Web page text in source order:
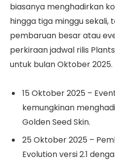
biasanya menghadirkan
hingga tiga minggu sekali,
pembaruan besar atau
perkiraan jadwal rilis
untuk bulan Oktober 2025.
15 Oktober 2025 –
kemungkinan
Golden Seed Skin.
25 Oktober 2025 –
Evolution versi 2.1